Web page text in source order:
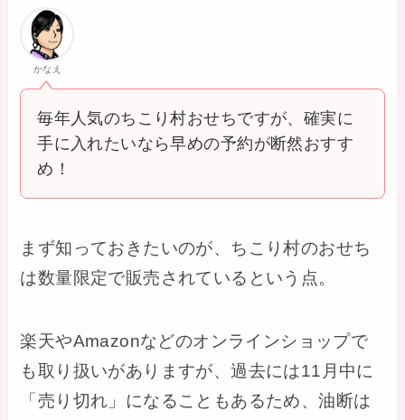
かなえ
毎年人気のちこり村おせちですが、確実に
手に入れたいなら早めの予約が断然おすす
め！
まず知っておきたいのが、ちこり村のおせち
は数量限定で販売されているという点。
楽天やAmazonなどのオンラインショップで
も取り扱いがありますが、過去には11月中に
「売り切れ」になることもあるため、油断は